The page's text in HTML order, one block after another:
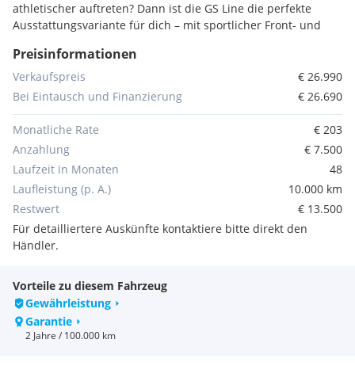
athletischer auftreten? Dann ist die GS Line die perfekte
Ausstattungsvariante für dich – mit sportlicher Front- und
Highlights wie das IntelliLux LED Matrix Licht, modernes
Infotainment und fortschrittliche Fahrerassistenzsysteme
machen jede Fahrt sicher und aufregend.
Die erste Adresse für Opel in Deutschlandsberg!
Leasingfähig!
Für Nähere Infos oder Terminvergaben bitten wir Sie um
kurze Kontaktaufnahme bei unserem Verkaufsteam. Wir
freuen uns Ihnen ein Angebot erstellen zu dürfen.
Serienausstattungen:
Müdigkeitserkennung
LED-Rückleuchten
Türaußengriffe, in Wagenfarbe
Dachhimmel schwarz
Dach-Designlinie in schwarz
Preisinformationen
Verkaufspreis
€ 26.990
Bei Eintausch und Finanzierung
€ 26.690
Monatliche Rate
€ 203
Anzahlung
€ 7.500
Laufzeit in Monaten
48
Laufleistung (p. A.)
10.000 km
Restwert
€ 13.500
Für detailliertere Auskünfte kontaktiere bitte direkt den
Händler.
Vorteile zu diesem Fahrzeug
Gewährleistung
Garantie
2 Jahre / 100.000 km